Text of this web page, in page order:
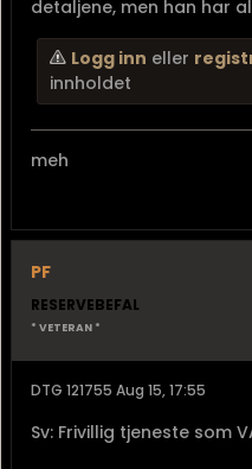
detaljene, men han har
Logg inn eller
innholdet
meh
PF
RESERVEBEFAL
* VETERAN *
DTG 121755 Aug 15, 17:55
Sv: Frivillig tjeneste som